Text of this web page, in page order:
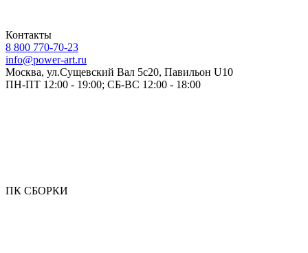
Контакты
8 800 770-70-23
info@power-art.ru
Москва, ул.Сущевский Вал 5с20, Павильон U10
ПН-ПТ 12:00 - 19:00; СБ-ВС 12:00 - 18:00
ПК СБОРКИ